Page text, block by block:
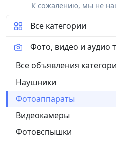
К сожалению, мы не
Все категории
Фото, видео и аудио
Все объявления
Наушники
Фотоаппараты
Видеокамеры
Фотовспышки